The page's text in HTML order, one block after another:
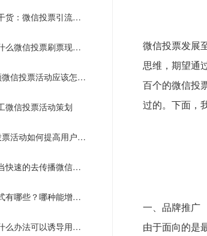
货：微信投票引流阶
么微信投票刷票现象
信投票活动应该怎样
微信投票活动策划
活动如何提高用户参
快速的去传播微信投
有哪些？哪种能增加
么办法可以诱导用户
微信投票发展
思维，期望通
百个的微信投
过的。下面，
一、品牌推广
由于面向的是